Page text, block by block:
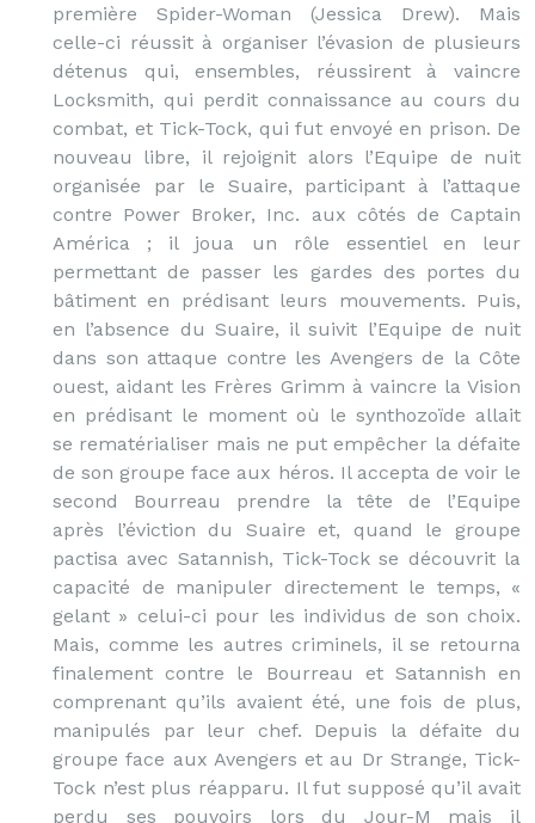
première Spider-Woman (Jessica Drew). Mais
celle-ci réussit à organiser l’évasion de plusieurs
détenus qui, ensembles, réussirent à vaincre
Locksmith, qui perdit connaissance au cours du
combat, et Tick-Tock, qui fut envoyé en prison. De
nouveau libre, il rejoignit alors l’Equipe de nuit
organisée par le Suaire, participant à l’attaque
contre Power Broker, Inc. aux côtés de Captain
América ; il joua un rôle essentiel en leur
permettant de passer les gardes des portes du
bâtiment en prédisant leurs mouvements. Puis,
en l’absence du Suaire, il suivit l’Equipe de nuit
dans son attaque contre les Avengers de la Côte
ouest, aidant les Frères Grimm à vaincre la Vision
en prédisant le moment où le synthozoïde allait
se rematérialiser mais ne put empêcher la défaite
de son groupe face aux héros. Il accepta de voir le
second Bourreau prendre la tête de l’Equipe
après l’éviction du Suaire et, quand le groupe
pactisa avec Satannish, Tick-Tock se découvrit la
capacité de manipuler directement le temps, «
gelant » celui-ci pour les individus de son choix.
Mais, comme les autres criminels, il se retourna
finalement contre le Bourreau et Satannish en
comprenant qu’ils avaient été, une fois de plus,
manipulés par leur chef. Depuis la défaite du
groupe face aux Avengers et au Dr Strange, Tick-
Tock n’est plus réapparu. Il fut supposé qu’il avait
perdu ses pouvoirs lors du Jour-M mais il